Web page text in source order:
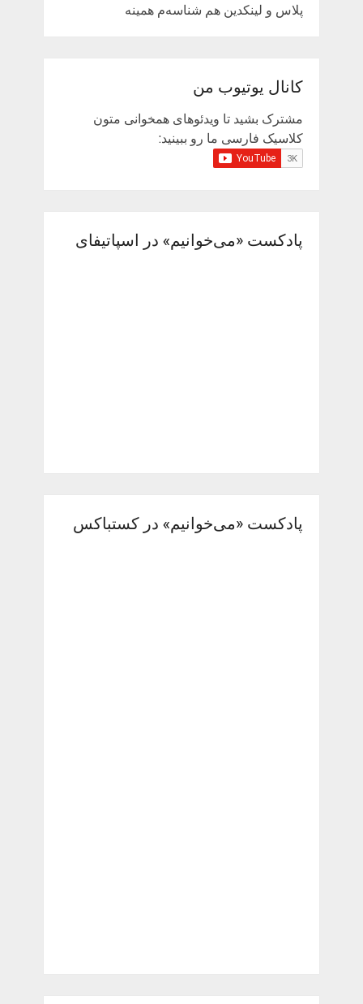
پلاس و لینکدین هم شناسه‌م همینه
کانال یوتیوب من
مشترک بشید تا ویدئوهای همخوانی متون
کلاسیک فارسی ما رو ببینید:
پادکست «می‌خوانیم» در اسپاتیفای
پادکست «می‌خوانیم» در کستباکس